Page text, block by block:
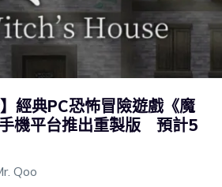
經典PC恐怖冒險遊戲《魔
機平台推出重製版 預計5
Qoo